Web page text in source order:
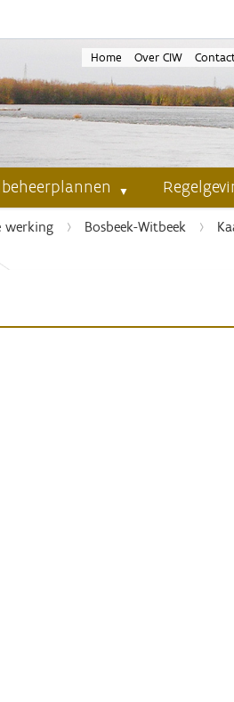
Home Over CIW
werking Bosbeek-Witbeek